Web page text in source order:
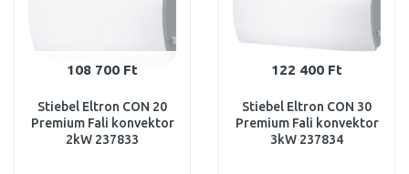
108 700 Ft
Stiebel Eltron CON 20
Premium Fali konvektor
2kW 237833
122 400 Ft
Stiebel Eltron CON 30
Premium Fali konvektor
3kW 237834